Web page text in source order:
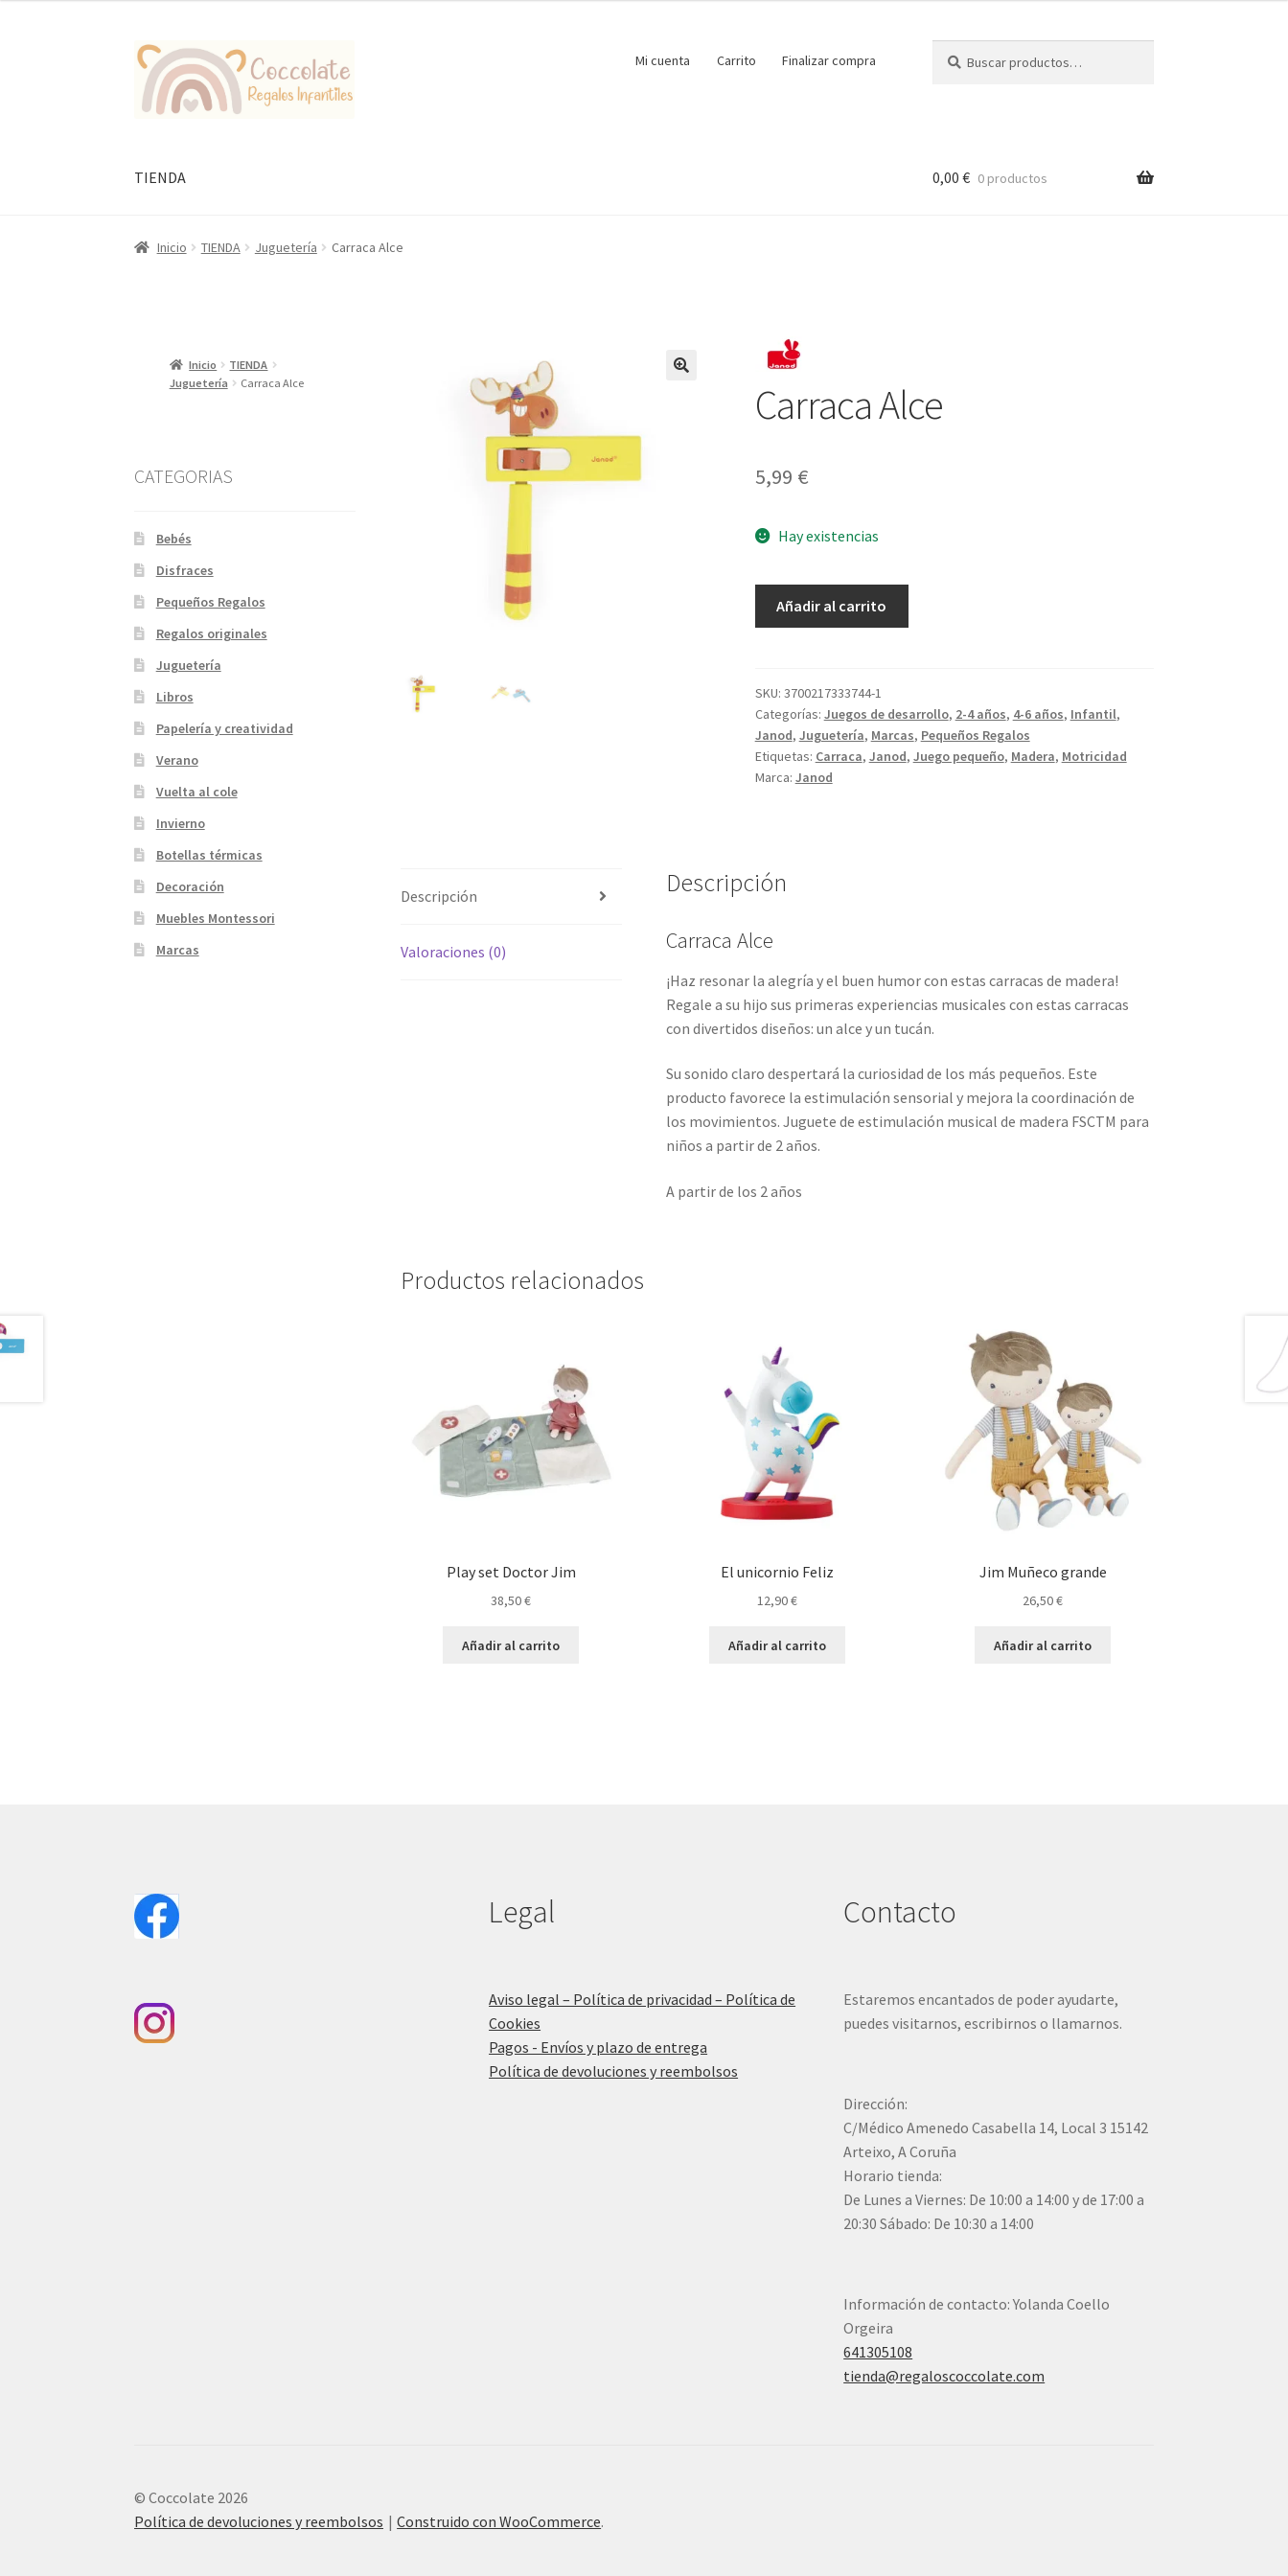
Ir
la
Ir
al
contenido
Mi cuenta Carrito Finalizar compra
por:
TIENDA 0,00 € 0 productos
Inicio TIENDA Juguetería Carraca Alce
Carraca Alce
5,99 €
Hay existencias
Añadir al carrito
SKU: 3700217333744-1
Categorías: Juegos de desarrollo, 2-4 años, 4-6 años, Infantil,
Janod, Juguetería, Marcas, Pequeños Regalos
Etiquetas: Carraca, Janod, Juego pequeño, Madera, Motricidad
Marca: Janod
Descripción
Valoraciones (0)
Descripción
Carraca Alce
¡Haz resonar la alegría y el buen humor con estas carracas de madera!
Regale a su hijo sus primeras experiencias musicales con estas carracas
con divertidos diseños: un alce y un tucán.
Su sonido claro despertará la curiosidad de los más pequeños. Este
producto favorece la estimulación sensorial y mejora la coordinación de
los movimientos. Juguete de estimulación musical de madera FSCTM para
niños a partir de 2 años.
A partir de los 2 años
Productos relacionados
Play set Doctor Jim
38,50€
Añadir al carrito
El unicornio Feliz
12,90€
Añadir al carrito
Jim Muñeco grande
26,50€
Añadir al carrito
Inicio
TIENDA
Juguetería
Carraca Alce
CATEGORIAS
Bebés
Disfraces
Pequeños Regalos
Regalos originales
Juguetería
Libros
Papelería y creatividad
Verano
Vuelta al cole
Invierno
Botellas térmicas
Decoración
Muebles Montessori
Marcas
Legal
Aviso legal – Política de privacidad – Política de
Cookies
Pagos - Envíos y plazo de entrega
Política de devoluciones y reembolsos
Contacto
Estaremos encantados de poder ayudarte,
puedes visitarnos, escribirnos o llamarnos.
Dirección:
C/Médico Amenedo Casabella 14, Local 3 15142
Arteixo, A Coruña
Horario tienda:
De Lunes a Viernes: De 10:00 a 14:00 y de 17:00 a
20:30 Sábado: De 10:30 a 14:00
Información de contacto: Yolanda Coello
Orgeira
641305108
tienda@regaloscoccolate.com
© Coccolate 2026
Política de devoluciones y reembolsos
Construido con WooCommerce.